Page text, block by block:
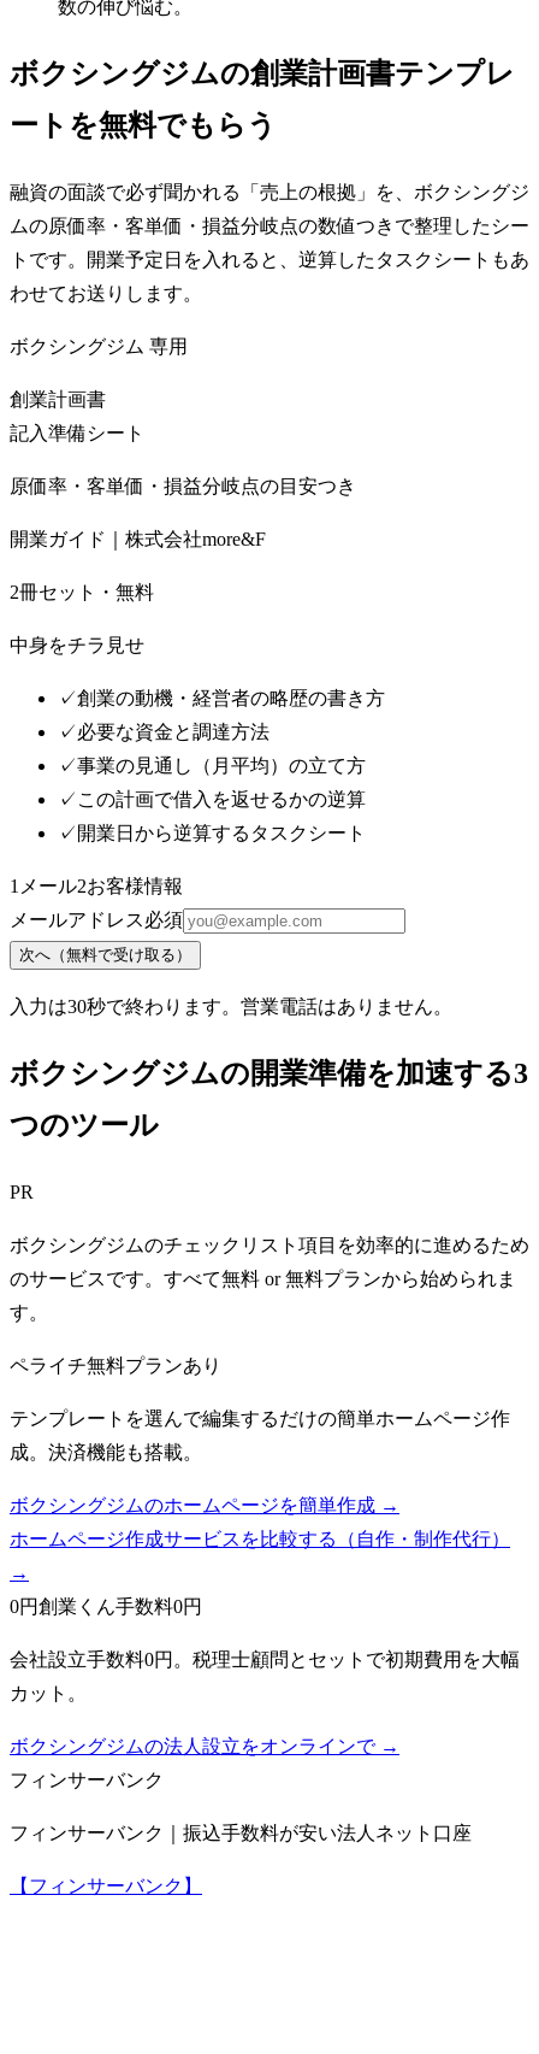
数の伸び悩む。
ボクシングジムの創業計画書テンプレ
ートを無料でもらう
融資の面談で必ず聞かれる「売上の根拠」を、ボクシングジ
ムの原価率・客単価・損益分岐点の数値つきで整理したシー
トです。開業予定日を入れると、逆算したタスクシートもあ
わせてお送りします。
ボクシングジム 専用
創業計画書
記入準備シート
原価率・客単価・損益分岐点の目安つき
開業ガイド｜株式会社more&F
2冊セット・無料
中身をチラ見せ
✓創業の動機・経営者の略歴の書き方
✓必要な資金と調達方法
✓事業の見通し（月平均）の立て方
✓ この計画で借入を返せるかの逆算
✓ 開業日から逆算するタスクシート
1 メール2お客様情報
メールアドレス必須
次へ（無料で受け取る）
入力は30秒で終わります。営業電話はありません。
ボクシングジムの開業準備を加速する3
つのツール
PR
ボクシングジムのチェックリスト項目を効率的に進めるため
のサービスです。すべて無料 or 無料プランから始められま
す。
ペライチ無料プランあり
テンプレートを選んで編集するだけの簡単ホームページ作
成。決済機能も搭載。
ボクシングジムのホームページを簡単作成 →
ホームページ作成サービスを比較する（自作・制作代行）
→
0円創業くん手数料0円
会社設立手数料0円。税理士顧問とセットで初期費用を大幅
カット。
ボクシングジムの法人設立をオンラインで →
フィンサーバンク
フィンサーバンク｜振込手数料が安い法人ネット口座
【フィンサーバンク】